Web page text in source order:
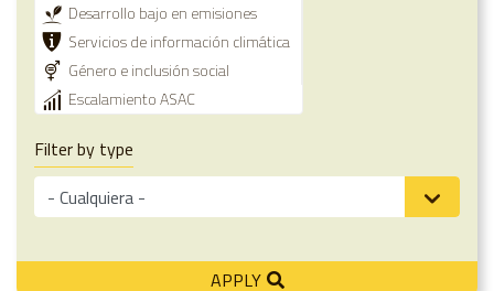
Desarrollo bajo en emisiones
Servicios de información climática
Género e inclusión social
Escalamiento ASAC
Filter by type
APPLY